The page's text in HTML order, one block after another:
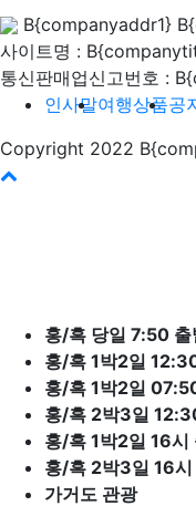
B{companyaddr1}
사이트명 :
통신판매업신고번호 :
인사말여행상품공
Copyright 2022
홍/흑 당일 7:50 출
홍/흑 1박2일
홍/흑 1박2일
홍/흑 2박3일
홍/흑 1박2일 16시
홍/흑 2박3일 16시
가거도 관광